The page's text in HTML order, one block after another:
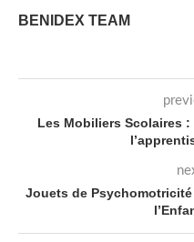
BENIDEX TEAM
Les Mobiliers Scolaires
Jouets de